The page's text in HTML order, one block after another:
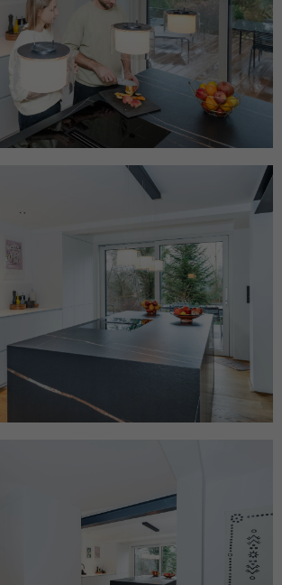
ersten Mal auf einer Site gesehen hat, die
Clarity verwendet.
ANONCHK
Microsoft Clarity
verwendet keine ANID, daher ist dieser
Wert immer auf 0 gesetzt.
Browsersession
Gibt an, ob MUID aktualisiert werden soll.